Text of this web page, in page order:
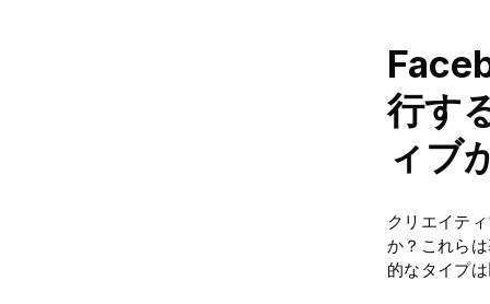
行す
ィブ
クリエイテ
か？これら
的なタイプ